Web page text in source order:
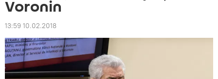
Voronin
13:59 10.02.2018